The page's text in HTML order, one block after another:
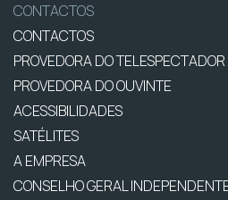
CONTACTOS
CONTACTOS
PROVEDORA DO TELESPECTADOR
PROVEDORA DO OUVINTE
ACESSIBILIDADES
SATÉLITES
A EMPRESA
CONSELHO GERAL